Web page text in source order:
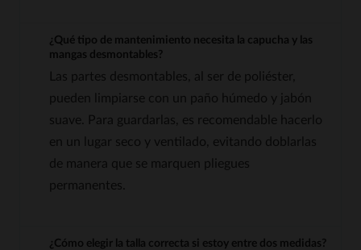
¿Qué tipo de mantenimiento necesita la capucha y las
mangas desmontables?
Las partes desmontables, al ser de poliéster,
pueden limpiarse con un paño húmedo y jabón
suave. Para guardarlas, es recomendable hacerlo
en un lugar seco y ventilado, evitando doblarlas
de manera que se marquen pliegues
permanentes.
¿Cómo elegir la talla correcta si estoy entre dos medidas?